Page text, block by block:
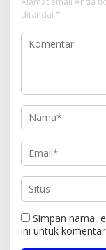
ditandai *
Simpan nama,
ini untuk